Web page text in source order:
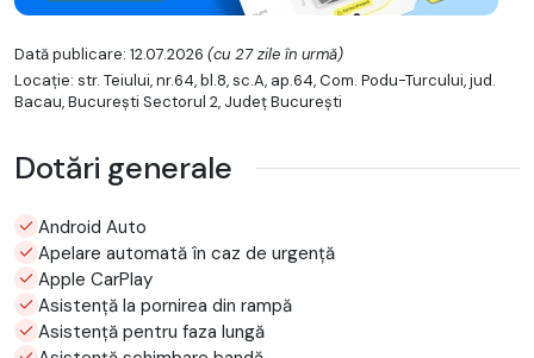
Dată publicare: 12.07.2026 (cu 27 zile în urmă)
Locație: str. Teiului, nr.64, bl.8, sc.A, ap.64, Com. Podu-Turcului, jud.
Bacau, Bucureşti Sectorul 2, Județ București
Dotări generale
Android Auto
Apelare automată în caz de urgență
Apple CarPlay
Asistență la pornirea din rampă
Asistență pentru faza lungă